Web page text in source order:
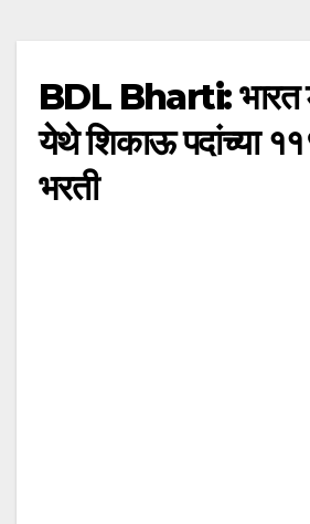
BDL Bharti: भारत
येथे शिकाऊ पदांच्या
भरती